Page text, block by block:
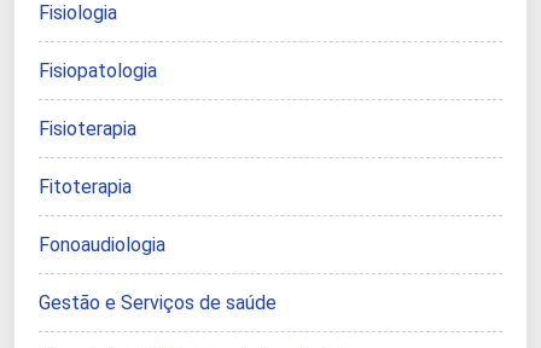
Fisiologia
Fisiopatologia
Fisioterapia
Fitoterapia
Fonoaudiologia
Gestão e Serviços de saúde